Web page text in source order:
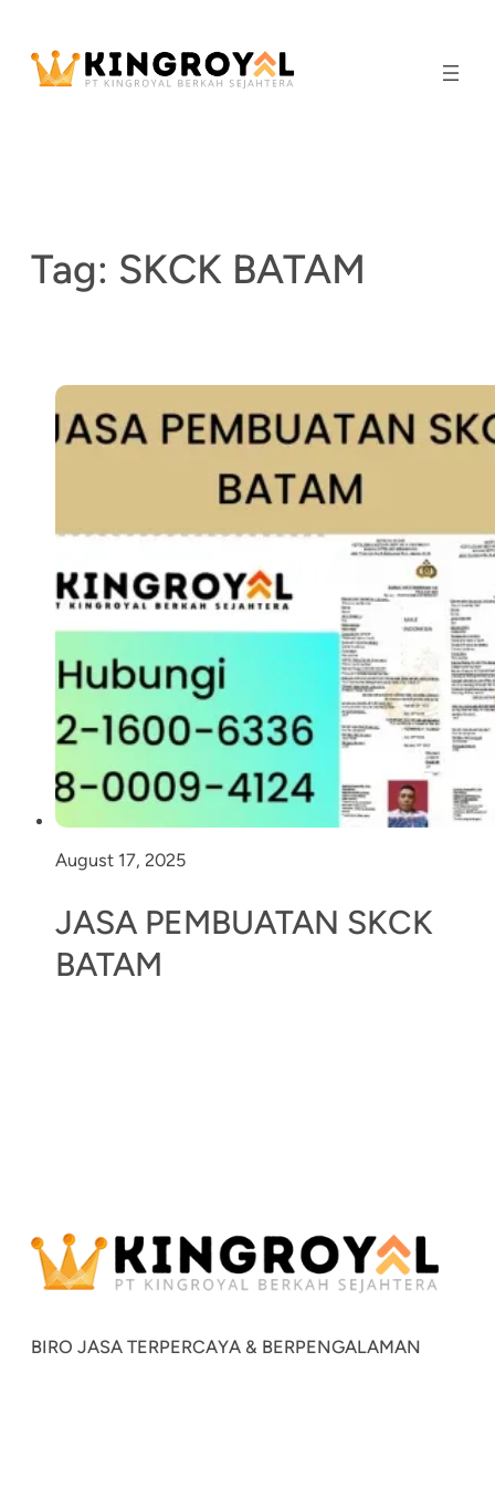
content
Tag: SKCK BATAM
August 17, 2025
JASA PEMBUATAN SKCK
BATAM
BIRO JASA TERPERCAYA & BERPENGALAMAN